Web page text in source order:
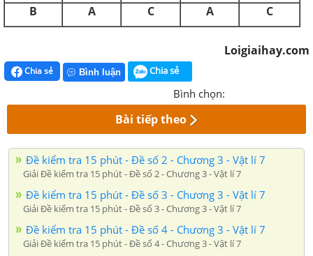
B
A C A C
Loigiaihay.com
Chia sẻ Bình luận Chia sẻ
Bình chọn:
Bài tiếp theo
Đề kiểm tra 15 phút - Đề số 2 - Chương 3 - Vật lí 7
Giải Đề kiểm tra 15 phút - Đề số 2 - Chương 3 - Vật lí 7
Đề kiểm tra 15 phút - Đề số 3 - Chương 3 - Vật lí 7
Giải Đề kiểm tra 15 phút - Đề số 3 - Chương 3 - Vật lí 7
Đề kiểm tra 15 phút - Đề số 4 - Chương 3 - Vật lí 7
Giải Đề kiểm tra 15 phút - Đề số 4 - Chương 3 - Vật lí 7